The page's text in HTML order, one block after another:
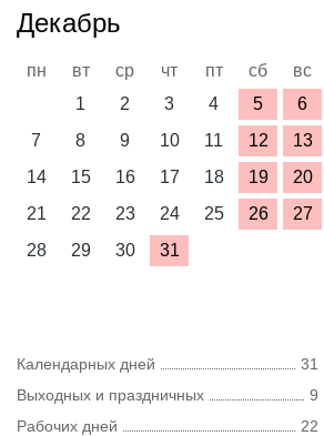
Декабрь
пн вт ср чт пт сб
вс
1
2 3 4 5
6
7
8 9 10 11 12
13
14
15 16 17 18 19
20
21
22 23 24 25 26
27
28
29 30 31
Календарных дней
31
Выходных и праздничных
9
Рабочих дней
22